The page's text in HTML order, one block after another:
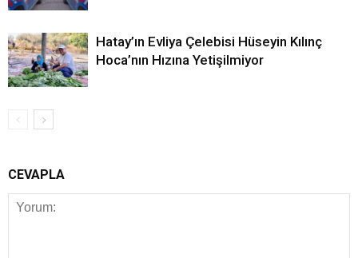
Hatay’ın Evliya Çelebisi Hüseyin Kılınç
Hoca’nın Hızına Yetişilmiyor
CEVAPLA